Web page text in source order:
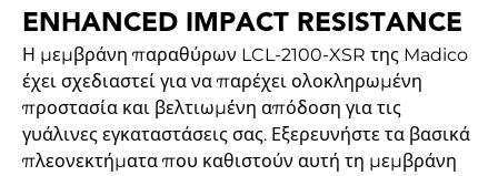
ENHANCED IMPACT RESISTANCE
Η μεμβράνη παραθύρων LCL-2100-XSR της Madico
έχει σχεδιαστεί για να παρέχει ολοκληρωμένη
προστασία και βελτιωμένη απόδοση για τις
γυάλινες εγκαταστάσεις σας. Εξερευνήστε τα βασικά
πλεονεκτήματα που καθιστούν αυτή τη μεμβράνη